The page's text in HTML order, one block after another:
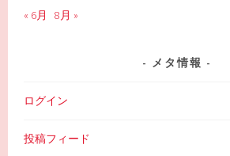
« 6月 8月 »
メタ情報
ログイン
投稿フィード